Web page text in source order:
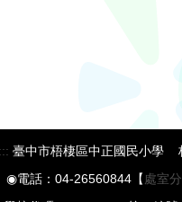
::: 臺中市梧棲區中正國民小學
◉電話：04-26560844【 處室